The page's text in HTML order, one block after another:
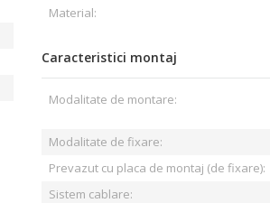
Material:
Caracteristici montaj
Modalitate de montare:
Modalitate de fixare:
Prevazut cu placa de montaj (de fixare):
Sistem cablare: